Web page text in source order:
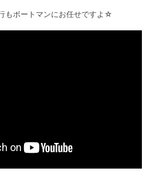
もボートマンにお任せですよ☆